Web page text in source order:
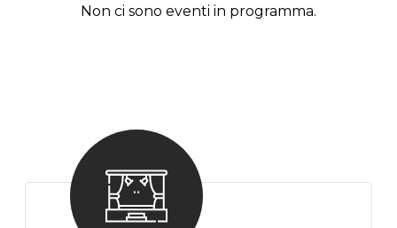
Non ci sono eventi in programma.